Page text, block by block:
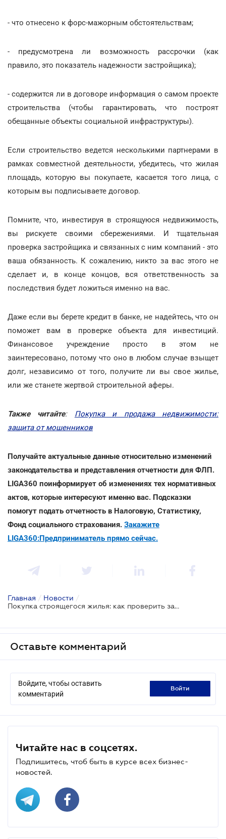
- что отнесено к форс-мажорным обстоятельствам;
- предусмотрена ли возможность рассрочки (как
правило, это показатель надежности застройщика);
- содержится ли в договоре информация о самом проекте
строительства (чтобы гарантировать, что построят
обещанные объекты социальной инфраструктуры).
Если строительство ведется несколькими партнерами в
рамках совместной деятельности, убедитесь, что жилая
площадь, которую вы покупаете, касается того лица, с
которым вы подписываете договор.
Помните, что, инвестируя в строящуюся недвижимость,
вы рискуете своими сбережениями. И тщательная
проверка застройщика и связанных с ним компаний - это
ваша обязанность. К сожалению, никто за вас этого не
сделает и, в конце концов, вся ответственность за
последствия будет ложиться именно на вас.
Даже если вы берете кредит в банке, не надейтесь, что он
поможет вам в проверке объекта для инвестиций.
Финансовое учреждение просто в этом не
заинтересовано, потому что оно в любом случае взыщет
долг, независимо от того, получите ли вы свое жилье,
или же станете жертвой строительной аферы.
Также читайте: Покупка и продажа недвижимости:
защита от мошенников
Получайте актуальные данные относительно изменений
законодательства и представления отчетности для ФЛП.
LIGA360 поинформирует об изменениях тех нормативных
актов, которые интересуют именно вас. Подсказки
помогут подать отчетность в Налоговую, Статистику,
Фонд социального страхования. Закажите
LIGA360:Предприниматель прямо сейчас.
Главная / Новости /
Покупка строящегося жилья: как проверить застройщика
Оставьте комментарий
Войдите, чтобы оставить
комментарий
войти
Читайте нас в соцсетях.
Подпишитесь, чтоб быть в курсе всех бизнес-
новостей.